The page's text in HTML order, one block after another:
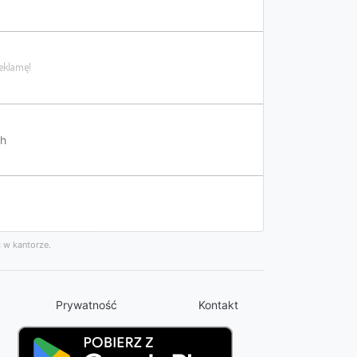
w kantorze.
Prywatność Kontakt